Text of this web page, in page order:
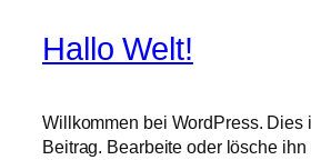
Hallo Welt!
Willkommen bei WordPress. Dies
Beitrag. Bearbeite oder lösche